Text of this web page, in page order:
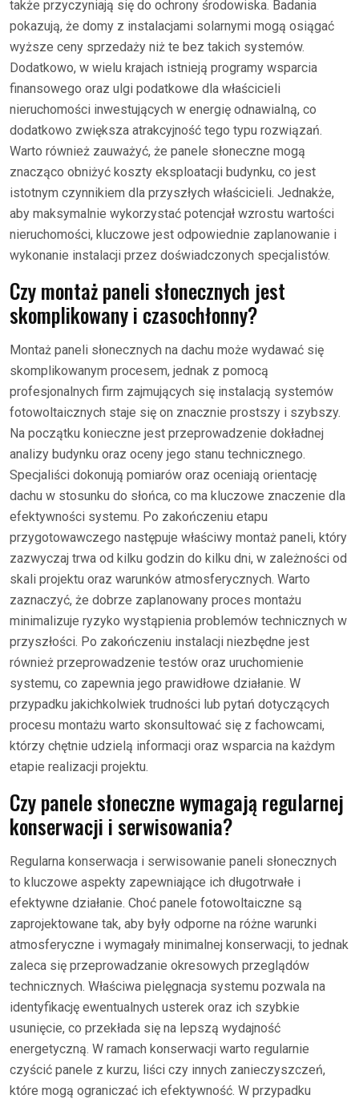
także przyczyniają się do ochrony środowiska. Badania
pokazują, że domy z instalacjami solarnymi mogą osiągać
wyższe ceny sprzedaży niż te bez takich systemów.
Dodatkowo, w wielu krajach istnieją programy wsparcia
finansowego oraz ulgi podatkowe dla właścicieli
nieruchomości inwestujących w energię odnawialną, co
dodatkowo zwiększa atrakcyjność tego typu rozwiązań.
Warto również zauważyć, że panele słoneczne mogą
znacząco obniżyć koszty eksploatacji budynku, co jest
istotnym czynnikiem dla przyszłych właścicieli. Jednakże,
aby maksymalnie wykorzystać potencjał wzrostu wartości
nieruchomości, kluczowe jest odpowiednie zaplanowanie i
wykonanie instalacji przez doświadczonych specjalistów.
Czy montaż paneli słonecznych jest
skomplikowany i czasochłonny?
Montaż paneli słonecznych na dachu może wydawać się
skomplikowanym procesem, jednak z pomocą
profesjonalnych firm zajmujących się instalacją systemów
fotowoltaicznych staje się on znacznie prostszy i szybszy.
Na początku konieczne jest przeprowadzenie dokładnej
analizy budynku oraz oceny jego stanu technicznego.
Specjaliści dokonują pomiarów oraz oceniają orientację
dachu w stosunku do słońca, co ma kluczowe znaczenie dla
efektywności systemu. Po zakończeniu etapu
przygotowawczego następuje właściwy montaż paneli, który
zazwyczaj trwa od kilku godzin do kilku dni, w zależności od
skali projektu oraz warunków atmosferycznych. Warto
zaznaczyć, że dobrze zaplanowany proces montażu
minimalizuje ryzyko wystąpienia problemów technicznych w
przyszłości. Po zakończeniu instalacji niezbędne jest
również przeprowadzenie testów oraz uruchomienie
systemu, co zapewnia jego prawidłowe działanie. W
przypadku jakichkolwiek trudności lub pytań dotyczących
procesu montażu warto skonsultować się z fachowcami,
którzy chętnie udzielą informacji oraz wsparcia na każdym
etapie realizacji projektu.
Czy panele słoneczne wymagają regularnej
konserwacji i serwisowania?
Regularna konserwacja i serwisowanie paneli słonecznych
to kluczowe aspekty zapewniające ich długotrwałe i
efektywne działanie. Choć panele fotowoltaiczne są
zaprojektowane tak, aby były odporne na różne warunki
atmosferyczne i wymagały minimalnej konserwacji, to jednak
zaleca się przeprowadzanie okresowych przeglądów
technicznych. Właściwa pielęgnacja systemu pozwala na
identyfikację ewentualnych usterek oraz ich szybkie
usunięcie, co przekłada się na lepszą wydajność
energetyczną. W ramach konserwacji warto regularnie
czyścić panele z kurzu, liści czy innych zanieczyszczeń,
które mogą ograniczać ich efektywność. W przypadku